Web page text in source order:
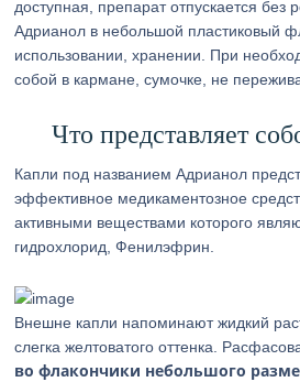
доступная, препарат отпускается без
Адрианол в небольшой пластиковый
использовании, хранении. При
собой в кармане, сумочке, не
Что представляет
Капли под названием Адрианол
эффективное медикаментозное
активными веществами которого
гидрохлорид, Фенилэфрин.
Внешне капли напоминают жидкий
слегка желтоватого оттенка.
во флакончики небольшого